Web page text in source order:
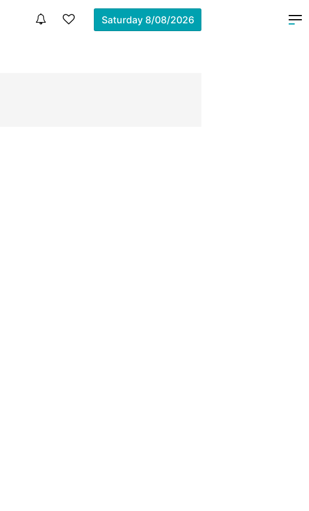
Saturday 8/08/2026